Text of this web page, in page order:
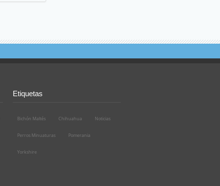
Etiquetas
Bichón Maltés Chihuahua Noticias
Perros Minuaturas Pomerania
Yorkshire